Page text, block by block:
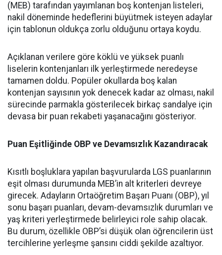
(MEB) tarafından yayımlanan boş kontenjan listeleri,
nakil döneminde hedeflerini büyütmek isteyen adaylar
için tablonun oldukça zorlu olduğunu ortaya koydu.
Açıklanan verilere göre köklü ve yüksek puanlı
liselerin kontenjanları ilk yerleştirmede neredeyse
tamamen doldu. Popüler okullarda boş kalan
kontenjan sayısının yok denecek kadar az olması, nakil
sürecinde parmakla gösterilecek birkaç sandalye için
devasa bir puan rekabeti yaşanacağını gösteriyor.
Puan Eşitliğinde OBP ve Devamsızlık Kazandıracak
Kısıtlı boşluklara yapılan başvurularda LGS puanlarının
eşit olması durumunda MEB’in alt kriterleri devreye
girecek. Adayların Ortaöğretim Başarı Puanı (OBP), yıl
sonu başarı puanları, devam-devamsızlık durumları ve
yaş kriteri yerleştirmede belirleyici role sahip olacak.
Bu durum, özellikle OBP’si düşük olan öğrencilerin üst
tercihlerine yerleşme şansını ciddi şekilde azaltıyor.